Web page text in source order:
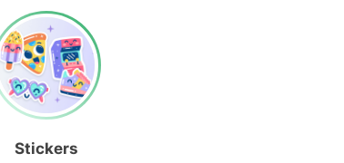
Stickers